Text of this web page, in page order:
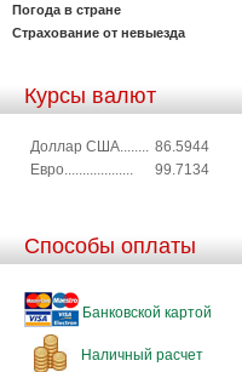
Погода в стране
Страхование от невыезда
Курсы валют
Доллар США........ 86.5944
Евро...................
99.7134
Способы оплаты
Банковской картой
Наличный расчет